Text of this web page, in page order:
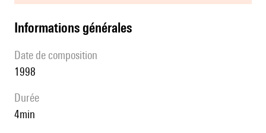
informations générales
date de composition
1998
durée
4min